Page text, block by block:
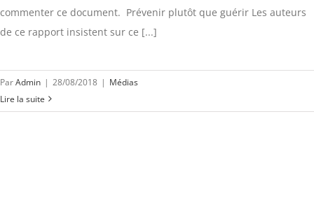
commenter ce document. Prévenir plutôt que guérir Les auteurs
de ce rapport insistent sur ce [...]
ParAdmin | 28/08/2018 | Médias
Lire la suite